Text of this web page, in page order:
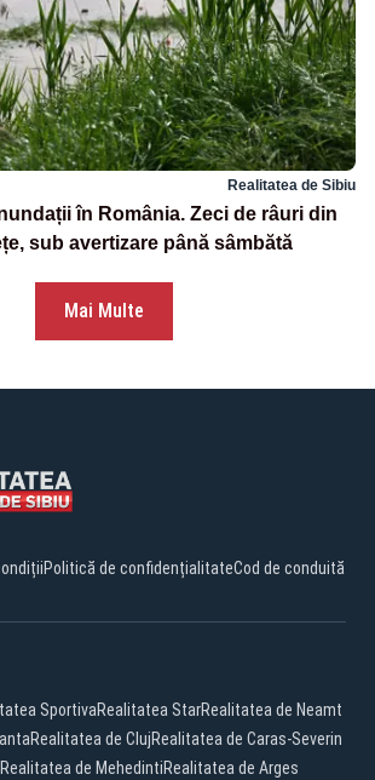
Realitatea de Sibiu
în România. Zeci de râuri din
sub avertizare până sâmbătă
Mai Multe
Politică de confidențialitateCod de conduită
SportivaRealitatea StarRealitatea de Neamt
Realitatea de ClujRealitatea de Caras-Severin
Realitatea de MehedintiRealitatea de Arges